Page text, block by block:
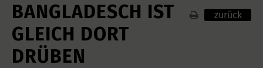
BANGLADESCH IST
GLEICH DORT
DRÜBEN
zurück